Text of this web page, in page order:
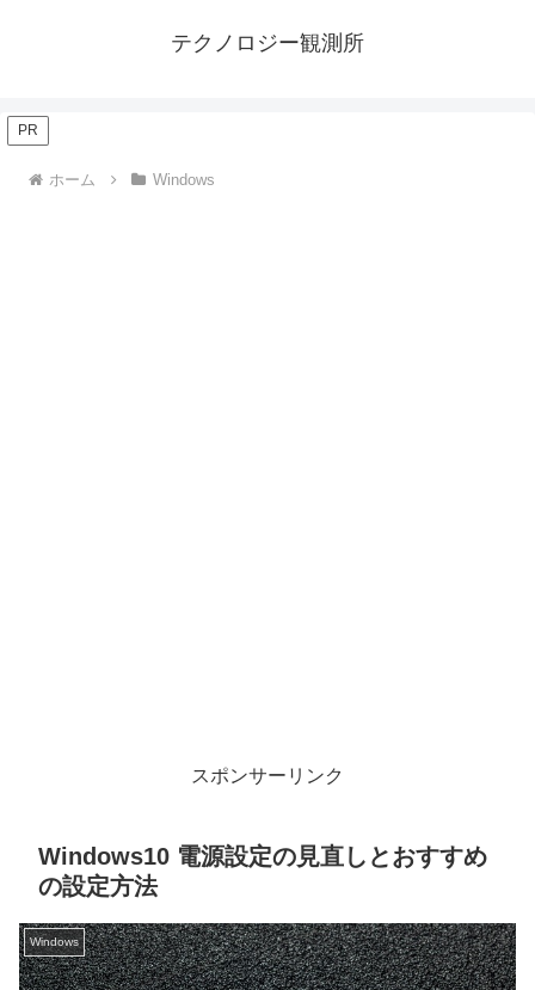
テクノロジー観測所
PR
ホーム Windows
スポンサーリンク
Windows10 電源設定の見直しとおすすめ
の設定方法
Windows